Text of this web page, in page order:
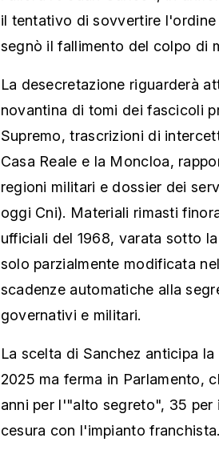
il tentativo di sovvertire
segnò il fallimento del colpo di
La desecretazione riguarderà
novantina di tomi dei fascicoli
Supremo, trascrizioni di
Casa Reale e la Moncloa,
regioni militari e dossier dei
oggi Cni). Materiali rimasti
ufficiali del 1968, varata sotto
solo parzialmente modificata
scadenze automatiche alla
governativi e militari.
La scelta di Sanchez anticipa
2025 ma ferma in Parlamento,
anni per l'"alto segreto", 35
cesura con l'impianto franchista.